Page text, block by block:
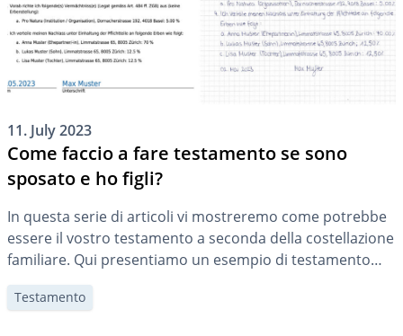
11. July 2023
Come faccio a fare testamento se sono
sposato e ho figli?
In questa serie di articoli vi mostreremo come potrebbe
essere il vostro testamento a seconda della costellazione
familiare. Qui presentiamo un esempio di testamento
per una coppia sposata con figli.
Testamento